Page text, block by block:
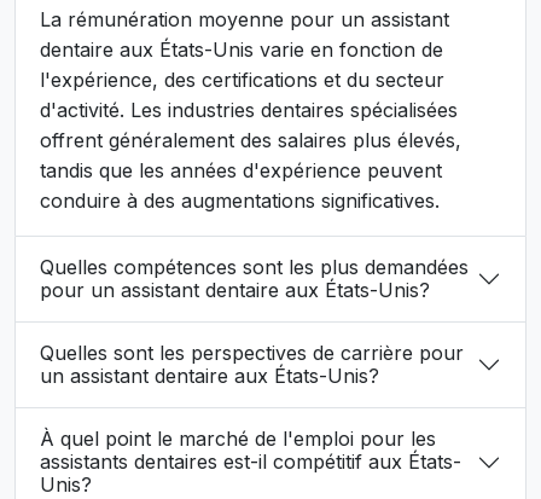
La rémunération moyenne pour un assistant
dentaire aux États-Unis varie en fonction de
l'expérience, des certifications et du secteur
d'activité. Les industries dentaires spécialisées
offrent généralement des salaires plus élevés,
tandis que les années d'expérience peuvent
conduire à des augmentations significatives.
Quelles compétences sont les plus demandées
pour un assistant dentaire aux États-Unis?
Quelles sont les perspectives de carrière pour
un assistant dentaire aux États-Unis?
À quel point le marché de l'emploi pour les
assistants dentaires est-il compétitif aux États-
Unis?